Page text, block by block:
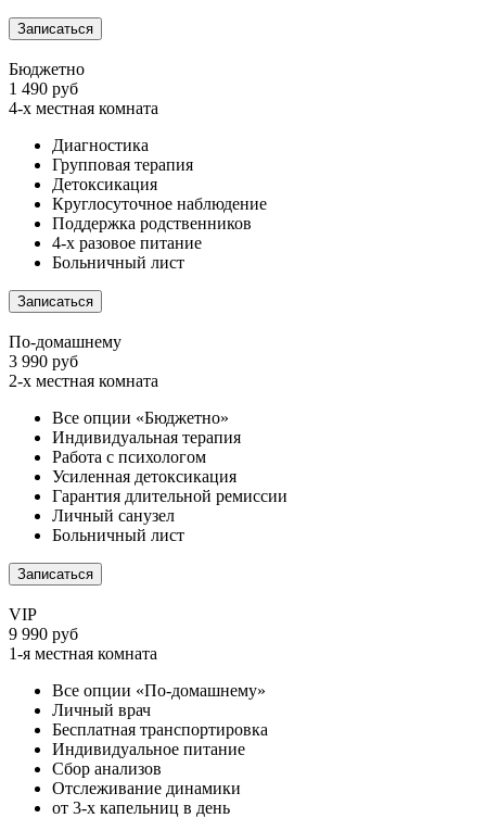
Записаться
Бюджетно
1 490 руб
4-х местная комната
Диагностика
Групповая терапия
Детоксикация
Круглосуточное наблюдение
Поддержка родственников
4-х разовое питание
Больничный лист
Записаться
По-домашнему
3 990 руб
2-х местная комната
Все опции «Бюджетно»
Индивидуальная терапия
Работа с психологом
Усиленная детоксикация
Гарантия длительной ремиссии
Личный санузел
Больничный лист
Записаться
VIP
9 990 руб
1-я местная комната
Все опции «По-домашнему»
Личный врач
Бесплатная транспортировка
Индивидуальное питание
Сбор анализов
Отслеживание динамики
от 3-х капельниц в день